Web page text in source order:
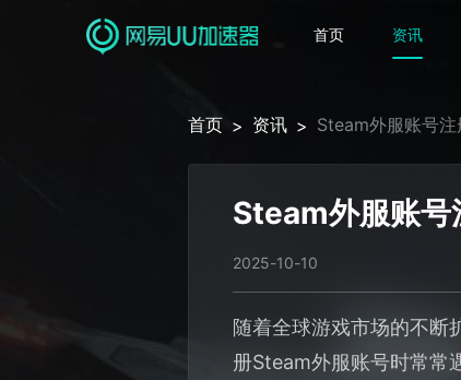
首页 资讯
首页 > 资讯 > Steam外服账号注
Steam外服账号
2025-10-10
随着全球游戏市场的不断
册Steam外服账号时常常